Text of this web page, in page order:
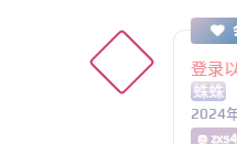
登录
蛛蛛
2024
@